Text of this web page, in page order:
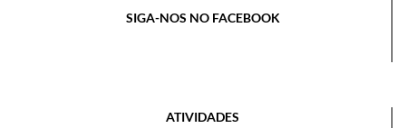
SIGA-NOS NO FACEBOOK
ATIVIDADES